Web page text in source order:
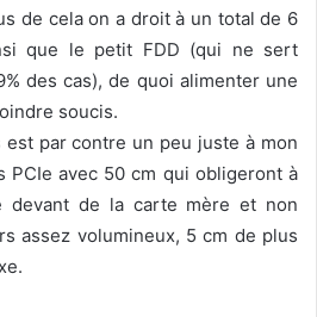
de cela on a droit à un total de 6
que le petit FDD (qui ne sert
des cas), de quoi alimenter une
soucis.
est par contre un peu juste à mon
PCIe avec 50 cm qui obligeront à
devant de la carte mère et non
assez volumineux, 5 cm de plus